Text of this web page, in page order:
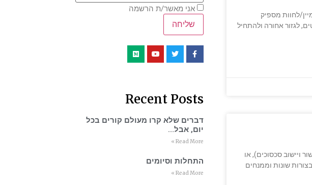
לחשוב/לדמיין/לחוות מספיק
לגזור אחורה ולהתחיל
ויישוב סכסוכים), או
שונות וממנחים
אני מאשר/ת הרשמה
Recent Posts
דברים שלא קרו מעולם קורים בכל
יום, אבל…
Read More »
התחלות וסיומים
Read More »